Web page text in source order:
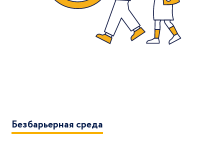
Безбарьерная среда